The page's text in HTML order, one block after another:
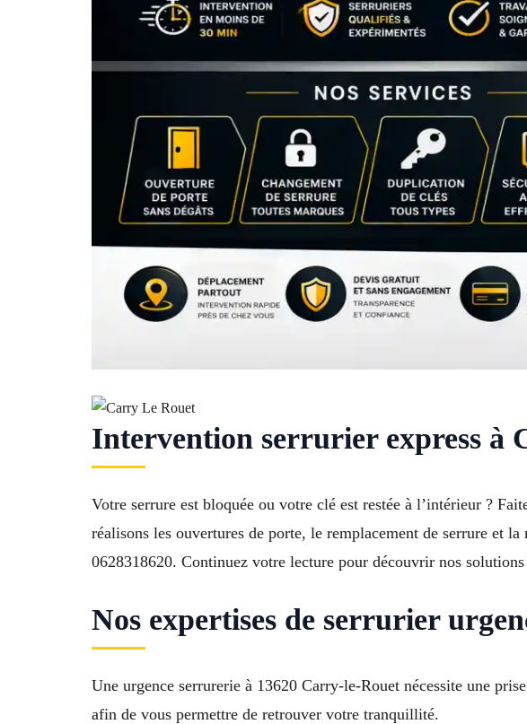
Intervention serrurier express à
Votre serrure est bloquée ou votre clé est restée à l’intérieur ?
réalisons les ouvertures de porte, le remplacement de serrure et
0628318620. Continuez votre lecture pour découvrir nos
Nos expertises de serrurier
Une urgence serrurerie à 13620 Carry-le-Rouet nécessite une
afin de vous permettre de retrouver votre tranquillité.